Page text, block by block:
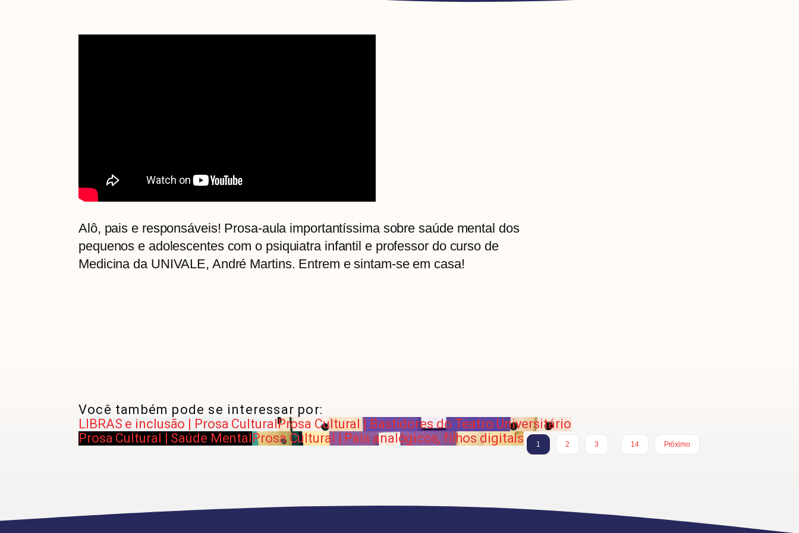
Alô, pais e responsáveis! Prosa-aula importantíssima sobre saúde mental dos
pequenos e adolescentes com o psiquiatra infantil e professor do curso de
Medicina da UNIVALE, André Martins. Entrem e sintam-se em casa!
Você também pode se interessar por:
LIBRAS e inclusão | Prosa CulturalProsa Cultural | Bastidores do Teatro Universitário
Prosa Cultural | Saúde MentalProsa Cultural | Pais analógicos, filhos digitais 1 2 3
14
Próximo